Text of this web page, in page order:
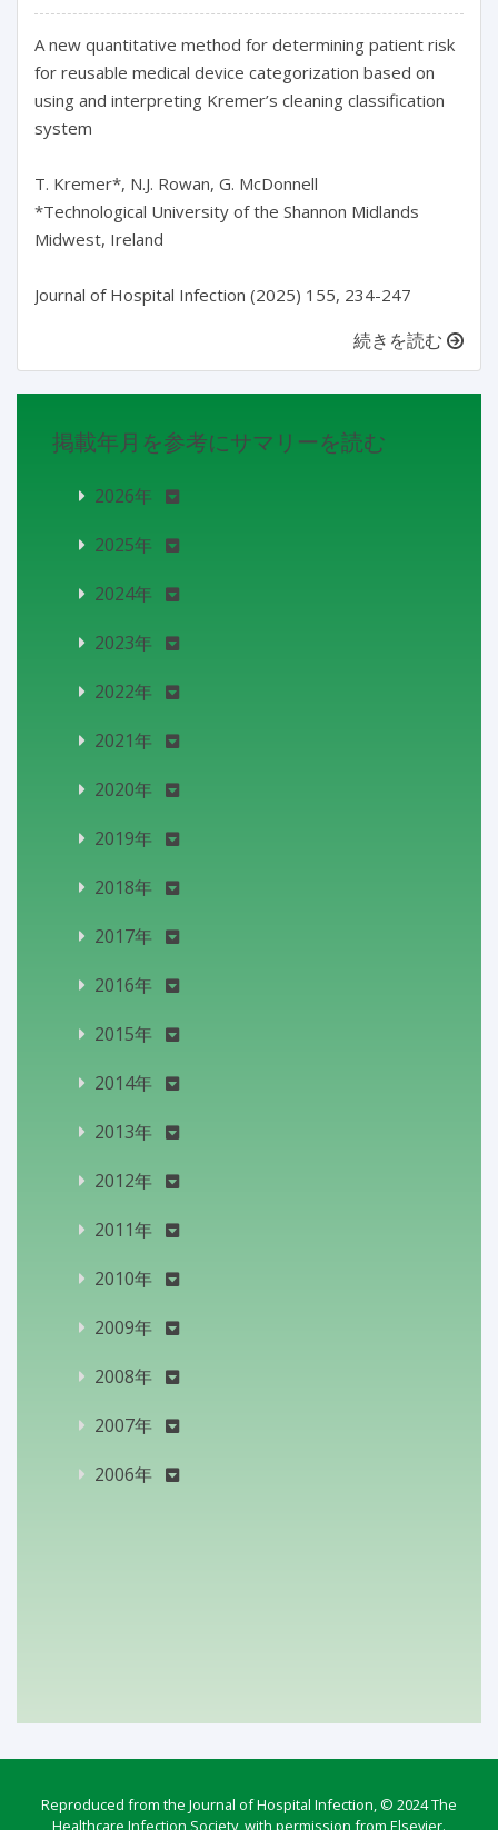
A new quantitative method for determining patient risk
for reusable medical device categorization based on
using and interpreting Kremer’s cleaning classification
system
T. Kremer*, N.J. Rowan, G. McDonnell
*Technological University of the Shannon Midlands
Midwest, Ireland
続きを読む
掲載年月を参考にサマリーを読む
2026年
2025年
2024年
2023年
2022年
2021年
2020年
2019年
2018年
2017年
2016年
2015年
2014年
2013年
2012年
2011年
2010年
2009年
2008年
2007年
2006年
Reproduced from the Journal of Hospital Infection, © 2024 The
Healthcare Infection Society, with permission from Elsevier.